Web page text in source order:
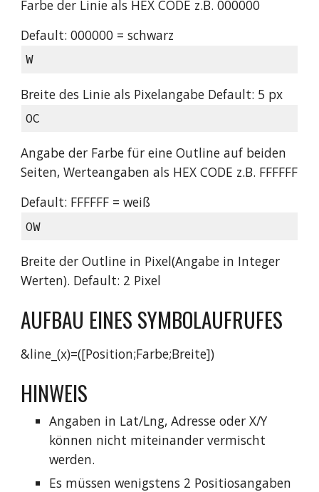
Farbe der Linie als HEX CODE z.B. 000000
Default: 000000 = schwarz
W
Breite des Linie als Pixelangabe Default: 5 px
OC
Angabe der Farbe für eine Outline auf beiden
Seiten, Werteangaben als HEX CODE z.B. FFFFFF
Default: FFFFFF = weiß
OW
Breite der Outline in Pixel(Angabe in Integer
Werten). Default: 2 Pixel
AUFBAU EINES SYMBOLAUFRUFES
&line_(x)=([Position;Farbe;Breite])
HINWEIS
Angaben in Lat/Lng, Adresse oder X/Y
können nicht miteinander vermischt
werden.
Es müssen wenigstens 2 Positiosangaben